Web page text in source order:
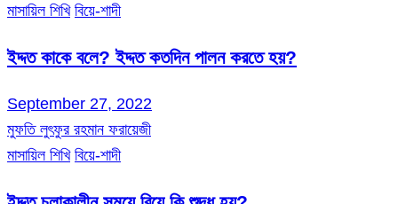
মাসায়িল শিখি বিয়ে-শাদী
ইদ্দত কাকে বলে? ইদ্দত কতদিন পালন করতে হয়?
September 27, 2022
মুফতি লুৎফুর রহমান ফরায়েজী
মাসায়িল শিখি বিয়ে-শাদী